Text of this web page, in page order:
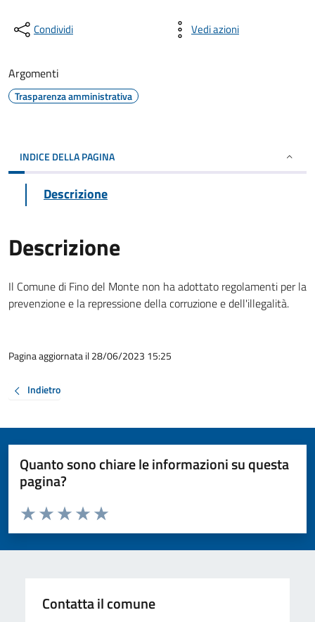
Condividi Vedi azioni
Argomenti
Trasparenza amministrativa
INDICE DELLA PAGINA
Descrizione
Descrizione
Il Comune di Fino del Monte non ha adottato regolamenti per la
prevenzione e la repressione della corruzione e dell'illegalità.
Pagina aggiornata il 28/06/2023 15:25
Indietro
Quanto sono chiare le informazioni su questa
pagina?
Valuta da 1 a 5 stelle la pagina
Valuta 5 stelle su 5
Valuta 4 stelle su 5
Valuta 3 stelle su 5
Valuta 2 stelle su 5
Valuta 1 stelle su 5
Contatta il comune